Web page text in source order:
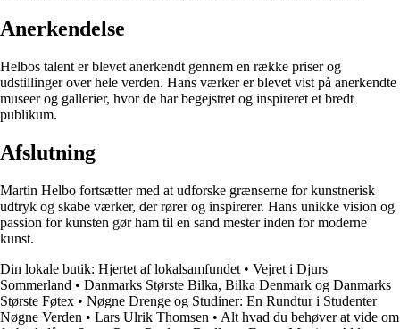
Anerkendelse
Helbos talent er blevet anerkendt gennem en række priser og
udstillinger over hele verden. Hans værker er blevet vist på anerkendte
museer og gallerier, hvor de har begejstret og inspireret et bredt
publikum.
Afslutning
Martin Helbo fortsætter med at udforske grænserne for kunstnerisk
udtryk og skabe værker, der rører og inspirerer. Hans unikke vision og
passion for kunsten gør ham til en sand mester inden for moderne
kunst.
Din lokale butik: Hjertet af lokalsamfundet • Vejret i Djurs
Sommerland • Danmarks Største Bilka, Bilka Denmark og Danmarks
Største Føtex • Nøgne Drenge og Studiner: En Rundtur i Studenter
Nøgne Verden • Lars Ulrik Thomsen • Alt hvad du behøver at vide om